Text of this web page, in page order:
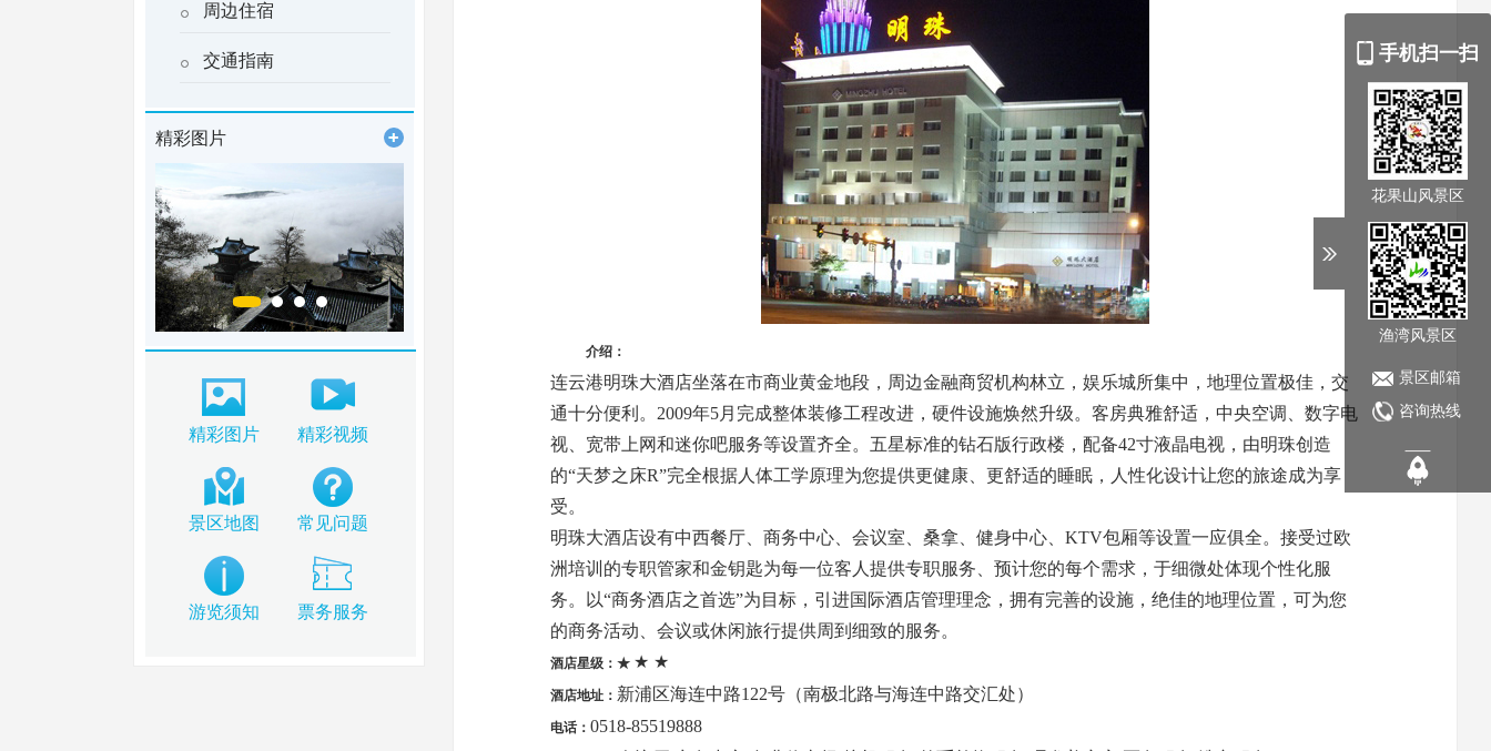
周边住宿
交通指南
介绍：
连云港明珠大酒店坐落在市商业黄金地段，周边金融商贸机构林立，娱乐城所集中，地理位置极佳，交
通十分便利。2009年5月完成整体装修工程改进，硬件设施焕然升级。客房典雅舒适，中央空调、数字电
视、宽带上网和迷你吧服务等设置齐全。五星标准的钻石版行政楼，配备42寸液晶电视，由明珠创造
的“天梦之床R”完全根据人体工学原理为您提供更健康、更舒适的睡眠，人性化设计让您的旅途成为享
受。
明珠大酒店设有中西餐厅、商务中心、会议室、桑拿、健身中心、KTV包厢等设置一应俱全。接受过欧
洲培训的专职管家和金钥匙为每一位客人提供专职服务、预计您的每个需求，于细微处体现个性化服
务。以“商务酒店之首选”为目标，引进国际酒店管理理念，拥有完善的设施，绝佳的地理位置，可为您
的商务活动、会议或休闲旅行提供周到细致的服务。
酒店星级：★ ★ ★
酒店地址： 新浦区海连中路122号（南极北路与海连中路交汇处）
电话： 0518-85519888
精彩图片
精彩图片 精彩视频
景区地图 常见问题
游览须知 票务服务
手机扫一扫
花果山风景区
渔湾风景区
景区邮箱
咨询热线